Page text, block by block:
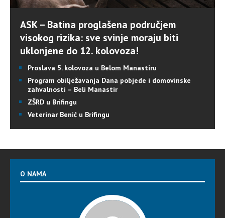
ASK – Batina proglašena područjem
visokog rizika: sve svinje moraju biti
uklonjene do 12. kolovoza!
Proslava 5. kolovoza u Belom Manastiru
Program obilježavanja Dana pobjede i domovinske
zahvalnosti – Beli Manastir
ZŠRD u Brifingu
Veterinar Benić u Brifingu
O NAMA